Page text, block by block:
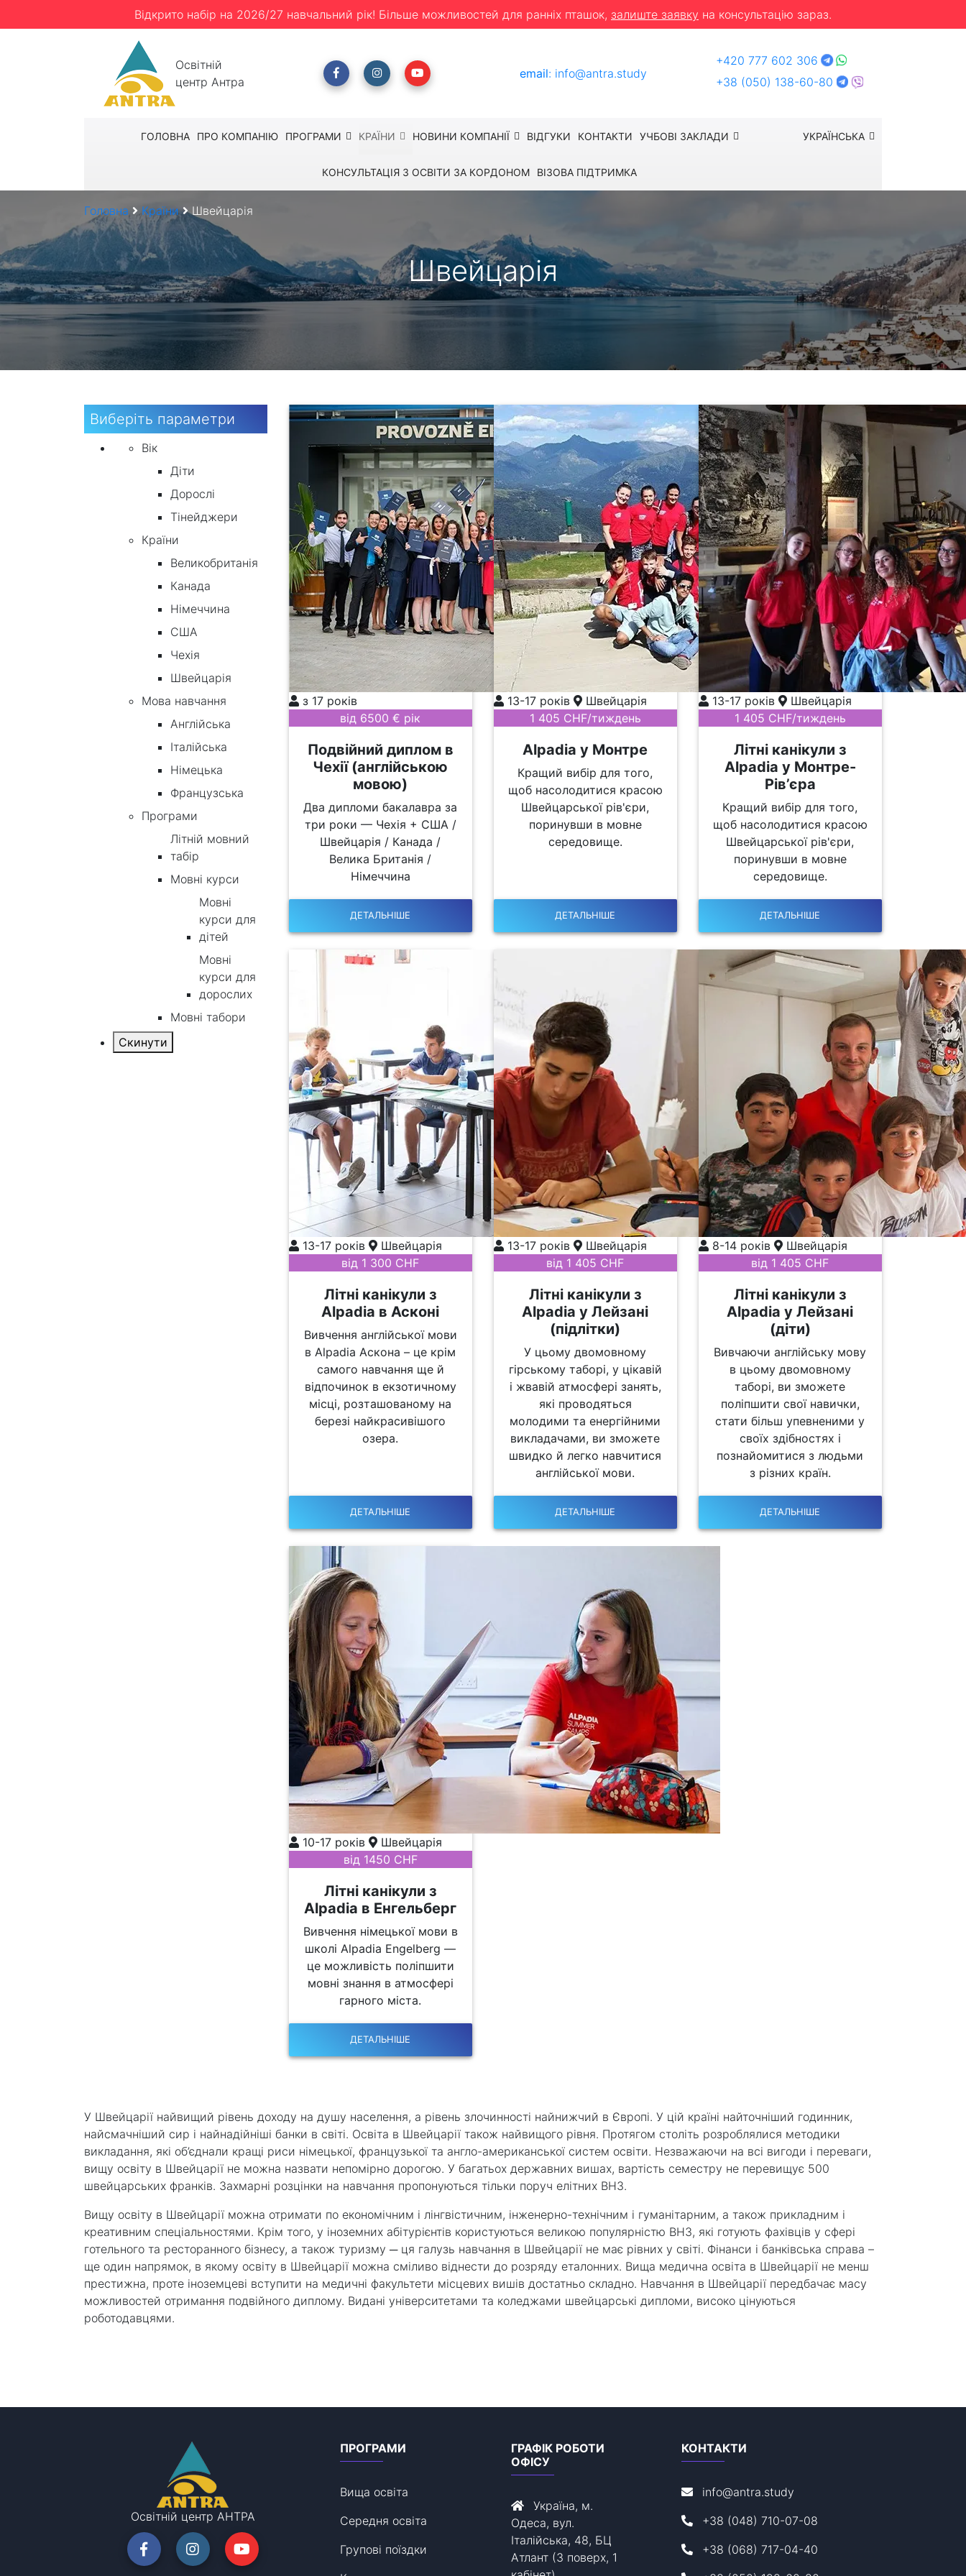
Відкрито набір на 2026/27 навчальний рік! Більше можливостей для ранніх пташок, залиште заявку на консультацію зараз.
Освітній
центр Антра
email: info@antra.study
+420 777 602 306
+38 (050) 138-60-80
ГОЛОВНА ПРО КОМПАНІЮ ПРОГРАМИ УКРАЇНСЬКА
КРАЇНИ НОВИНИ КОМПАНІЇ ВІДГУКИ КОНТАКТИ УЧБОВІ ЗАКЛАДИ
КОНСУЛЬТАЦІЯ З ОСВІТИ ЗА КОРДОНОМ ВІЗОВА ПІДТРИМКА
Головна Країни Швейцарія
Швейцарія
Виберіть параметри
Вік
Діти
Дорослі
Тінейджери
Країни
Великобританія
Канада
Німеччина
США
Чехія
Швейцарія
Мова навчання
Англійська
Італійська
Німецька
Французська
Програми
Літній мовний
табір
Мовні курси
Мовні
курси для
дітей
Мовні
курси для
дорослих
Мовні табори
з 17 років
від 6500 € рік
Подвійний диплом в
Чехії (англійською
мовою)
Два дипломи бакалавра за
три роки — Чехія + США /
Швейцарія / Канада /
Велика Британія /
Німеччина
ДЕТАЛЬНІШЕ
13-17 років
Швейцарія
1 405 CHF/тиждень
Alpadia у Монтре
Кращий вибір для того,
щоб насолодитися красою
Швейцарської рів'єри,
поринувши в мовне
середовище.
ДЕТАЛЬНІШЕ
13-17 років
Швейцарія
1 405 CHF/тиждень
Літні канікули з
Alpadia у Монтре-
Рів’єра
Кращий вибір для того,
щоб насолодитися красою
Швейцарської рів'єри,
поринувши в мовне
середовище.
ДЕТАЛЬНІШЕ
13-17 років
Швейцарія
від 1 300 CHF
Літні канікули з
Alpadia в Асконі
Вивчення англійської мови
в Alpadia Аскона – це крім
самого навчання ще й
відпочинок в екзотичному
місці, розташованому на
березі найкрасивішого
озера.
ДЕТАЛЬНІШЕ
13-17 років
Швейцарія
від 1 405 CHF
Літні канікули з
Alpadia у Лейзані
(підлітки)
У цьому двомовному
гірському таборі, у цікавій
і жвавій атмосфері занять,
які проводяться
молодими та енергійними
викладачами, ви зможете
швидко й легко навчитися
англійської мови.
ДЕТАЛЬНІШЕ
8-14 років
Швейцарія
від 1 405 CHF
Літні канікули з
Alpadia у Лейзані
(діти)
Вивчаючи англійську мову
в цьому двомовному
таборі, ви зможете
поліпшити свої навички,
стати більш упевненими у
своїх здібностях і
познайомитися з людьми
з різних країн.
ДЕТАЛЬНІШЕ
10-17 років
Швейцарія
від 1450 CHF
Літні канікули з
Alpadia в Енгельберг
Вивчення німецької мови в
школі Alpadia Engelberg —
це можливість поліпшити
мовні знання в атмосфері
гарного міста.
ДЕТАЛЬНІШЕ
У Швейцарії найвищий рівень доходу на душу населення, а рівень злочинності найнижчий в Європі. У цій країні найточніший годинник,
найсмачніший сир і найнадійніші банки в світі. Освіта в Швейцарії також найвищого рівня. Протягом століть розроблялися методики
викладання, які об’єднали кращі риси німецької, французької та англо-американської систем освіти. Незважаючи на всі вигоди і переваги,
вищу освіту в Швейцарії не можна назвати непомірно дорогою. У багатьох державних вишах, вартість семестру не перевищує 500
швейцарських франків. Захмарні розцінки на навчання пропонуються тільки поруч елітних ВНЗ.
Вищу освіту в Швейцарії можна отримати по економічним і лінгвістичним, інженерно-технічним і гуманітарним, а також прикладним і
креативним спеціальностями. Крім того, у іноземних абітурієнтів користуються великою популярністю ВНЗ, які готують фахівців у сфері
готельного та ресторанного бізнесу, а також туризму ─ ця галузь навчання в Швейцарії не має рівних у світі. Фінанси і банківська справа –
ще один напрямок, в якому освіту в Швейцарії можна сміливо віднести до розряду еталонних. Вища медична освіта в Швейцарії не менш
престижна, проте іноземцеві вступити на медичні факультети місцевих вишів достатньо складно. Навчання в Швейцарії передбачає масу
можливостей отримання подвійного диплому. Видані університетами та коледжами швейцарські дипломи, високо цінуються
роботодавцями.
Освітній центр АНТРА
ПРОГРАМИ
Вища освіта
Середня освіта
Групові поїздки
ГРАФІК РОБОТИ
ОФІСУ
Україна, м.
Одеса, вул.
Італійська, 48, БЦ
Атлант (3 поверх, 1
КОНТАКТИ
info@antra.study
+38 (048) 710-07-08
+38 (068) 717-04-40